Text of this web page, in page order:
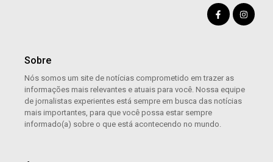
Sobre
Nós somos um site de notícias comprometido em trazer as
informações mais relevantes e atuais para você. Nossa equipe
de jornalistas experientes está sempre em busca das notícias
mais importantes, para que você possa estar sempre
informado(a) sobre o que está acontecendo no mundo.